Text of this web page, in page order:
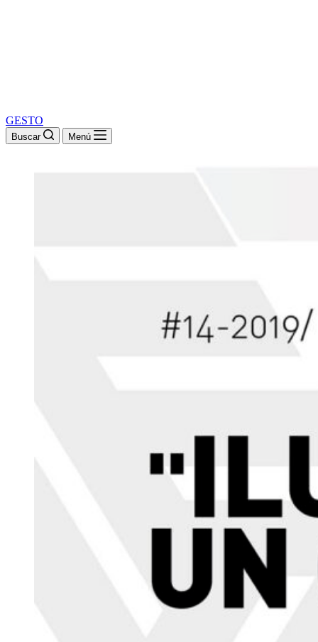
GESTO
Buscar Menú